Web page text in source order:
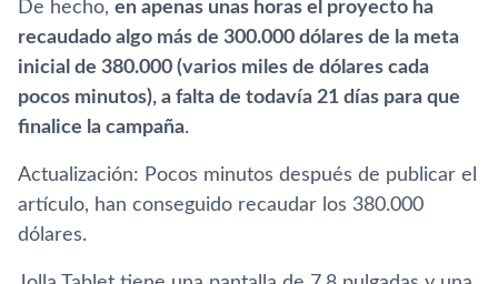
De hecho, en apenas unas horas el proyecto ha
recaudado algo más de 300.000 dólares de la meta
inicial de 380.000 (varios miles de dólares cada
pocos minutos), a falta de todaví­a 21 dí­as para que
finalice la campaña.
Actualización: Pocos minutos después de publicar el
artí­culo, han conseguido recaudar los 380.000
dólares.